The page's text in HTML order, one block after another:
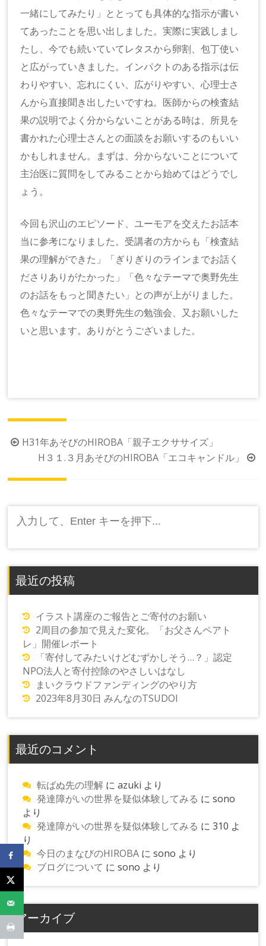
一緒にしてみたり」ととっても具体的な指示が書い
てあったことを思い出しました。実際に実践しまし
たし、今でも続いていてレタスから卵割、包丁使い
と広がっていきました。インパクトのある指示は伝
わりやすい、忘れにくい、広がりやすい、心理士さ
んから直接聞き出したいですね。医師からの検査結
果の説明でよく分からないことがある時は、所見を
書かれた心理士さんとの面談をお願いするのもいい
かもしれません。まずは、分からないことについて
主治医に質問をしてみることから始めてはどうでし
ょう。
今回も沢山のエピソード、ユーモアを交えたお話本
当に参考になりました。受講者の方からも「検査結
果の理解ができた」「ぎりぎりのラインまでお話く
ださりありがたかった」「色々なテーマで奥野先生
のお話をもっと聞きたい」との声が上がりました。
色々なテーマでの奥野先生の勉強会、又お願いした
いと思います。ありがとうございました。
投
ナ
ゲ
ー
ン
H31年あそびのHIROBA「親子エクササイズ」
H３１.３月あそびのHIROBA「エコキャンドル」
索:
最近の投稿
イラスト講座のご報告とご寄付のお願い
2周目の参加で見えた変化。「お父さんペアト
レ」開催レポート
「寄付してみたいけどむずかしそう…？」認定
NPO法人と寄付控除のやさしいはなし
まいクラウドファンディングのやり方
2023年8月30日 みんなのTSUDOI
最近のコメント
転ばぬ先の理解 にazuki より
発達障がいの世界を疑似体験してみる にsono
より
発達障がいの世界を疑似体験してみる に310 よ
り
今日のまなびのHIROBA にsono より
ブログについて にsono より
アーカイブ